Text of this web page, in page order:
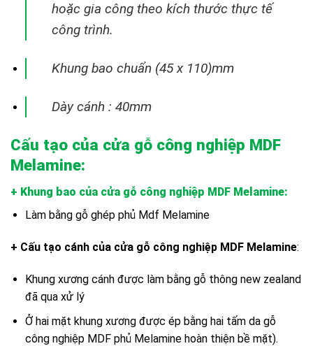
hoặc gia công theo kích thước thực tế
công trình.
Khung bao chuẩn (45 x 110)mm
Dày cánh : 40mm
Cấu tạo của cửa gỗ công nghiệp MDF
Melamine:
+ Khung bao của cửa gỗ công nghiệp MDF Melamine:
Làm bằng gỗ ghép phủ Mdf Melamine
+ Cấu tạo cánh của cửa gỗ công nghiệp MDF Melamine:
Khung xương cánh được làm bằng gỗ thông new zealand
đã qua xử lý
Ở hai mặt khung xương được ép bằng hai tấm da gỗ
công nghiệp MDF phủ Melamine hoàn thiện bề mặt).